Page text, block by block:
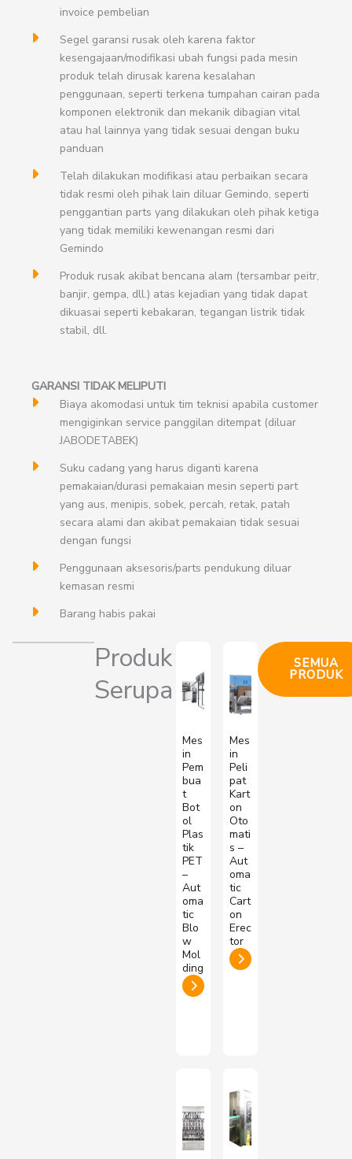
invoice pembelian
Segel garansi rusak oleh karena faktor
kesengajaan/modifikasi ubah fungsi pada mesin
produk telah dirusak karena kesalahan
penggunaan, seperti terkena tumpahan cairan pada
komponen elektronik dan mekanik dibagian vital
atau hal lainnya yang tidak sesuai dengan buku
panduan
Telah dilakukan modifikasi atau perbaikan secara
tidak resmi oleh pihak lain diluar Gemindo, seperti
penggantian parts yang dilakukan oleh pihak ketiga
yang tidak memiliki kewenangan resmi dari
Gemindo
Produk rusak akibat bencana alam (tersambar peitr,
banjir, gempa, dll.) atas kejadian yang tidak dapat
dikuasai seperti kebakaran, tegangan listrik tidak
stabil, dll.
GARANSI TIDAK MELIPUTI
Biaya akomodasi untuk tim teknisi apabila customer
mengiginkan service panggilan ditempat (diluar
JABODETABEK)
Suku cadang yang harus diganti karena
pemakaian/durasi pemakaian mesin seperti part
yang aus, menipis, sobek, percah, retak, patah
secara alami dan akibat pemakaian tidak sesuai
dengan fungsi
Penggunaan aksesoris/parts pendukung diluar
kemasan resmi
Barang habis pakai
Produk
Serupa
Mes
in
Pem
bua
t
Bot
ol
Plas
tik
PET
–
Aut
oma
tic
Blo
w
Mol
ding
Mes
in
Peli
pat
Kart
on
Oto
mati
s –
Aut
oma
tic
Cart
on
Erec
tor
SEMUA
PRODUK